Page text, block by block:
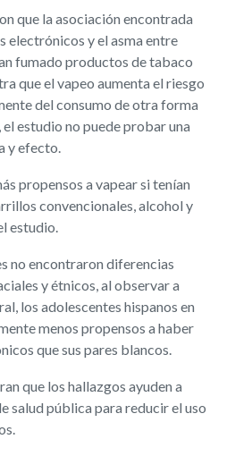
que la asociación encontrada
electrónicos y el asma entre
fumado productos de tabaco
que el vapeo aumenta el riesgo
del consumo de otra forma
estudio no puede probar una
y efecto.
propensos a vapear si tenían
convencionales, alcohol y
estudio.
no encontraron diferencias
y étnicos, al observar a
los adolescentes hispanos en
menos propensos a haber
que sus pares blancos.
que los hallazgos ayuden a
salud pública para reducir el uso